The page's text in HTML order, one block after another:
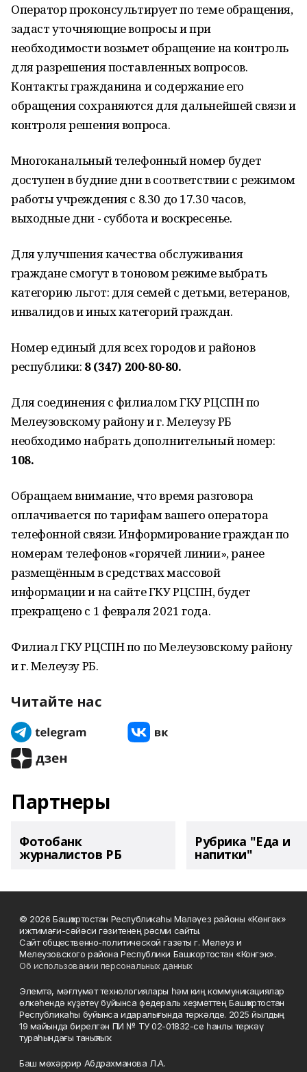
Оператор проконсультирует по теме обращения,
задаст уточняющие вопросы и при
необходимости возьмет обращение на контроль
для разрешения поставленных вопросов.
Контакты гражданина и содержание его
обращения сохраняются для дальнейшей связи и
контроля решения вопроса.
Многоканальный телефонный номер будет
доступен в будние дни в соответствии с режимом
работы учреждения с 8.30 до 17.30 часов,
выходные дни - суббота и воскресенье.
Для улучшения качества обслуживания
граждане смогут в тоновом режиме выбрать
категорию льгот: для семей с детьми, ветеранов,
инвалидов и иных категорий граждан.
Номер единый для всех городов и районов
республики: 8 (347) 200-80-80.
Для соединения с филиалом ГКУ РЦСПН по
Мелеузовскому району и г. Мелеузу РБ
необходимо набрать дополнительный номер:
108.
Обращаем внимание, что время разговора
оплачивается по тарифам вашего оператора
телефонной связи. Информирование граждан по
номерам телефонов «горячей линии», ранее
размещённым в средствах массовой
информации и на сайте ГКУ РЦСПН, будет
прекращено с 1 февраля 2021 года.
Филиал ГКУ РЦСПН по по Мелеузовскому району
и г. Мелеузу РБ.
Читайте нас
Партнеры
Фотобанк
журналистов РБ
Рубрика "Еда и
напитки"
© 2026 Башҡортостан Республикаһы Мәләүез районы «Көнгәк»
ижтимағи-сәйәси гәзитенең рәсми сайты.
Сайт общественно-политической газеты г. Мелеуз и
Мелеузовского района Республики Башкортостан «Конгэк».
Об использовании персональных данных
Элемтә, мәғлүмәт технологиялары һәм киң коммуникациялар
өлкәһендә күҙәтеү буйынса федераль хеҙмәттең Башҡортостан
Республикаһы буйынса идаралығында теркәлде. 2025 йылдың
19 майында бирелгән ПИ № ТУ 02-01832-се һанлы теркәү
тураһындағы таныҡлыҡ.
Баш мөхәррир Абдрахманова Л.А.